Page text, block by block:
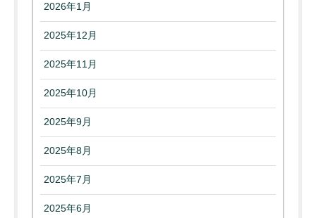
2026年1月
2025年12月
2025年11月
2025年10月
2025年9月
2025年8月
2025年7月
2025年6月